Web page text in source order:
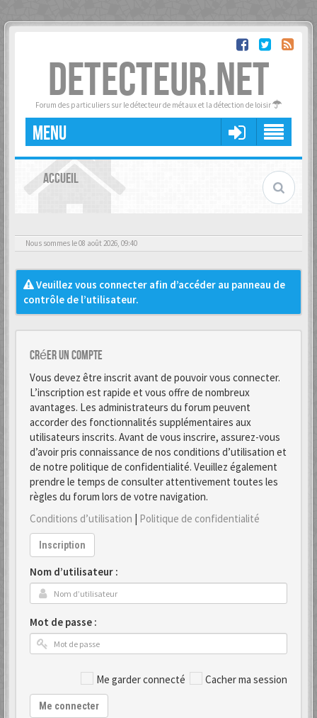
DETECTEUR.NET
Forum des particuliers sur le détecteur de métaux et la détection de loisir
MENU
ACCUEIL
Nous sommes le 08 août 2026, 09:40
Veuillez vous connecter afin d’accéder au panneau de
contrôle de l’utilisateur.
Créer un Compte
Vous devez être inscrit avant de pouvoir vous connecter.
L’inscription est rapide et vous offre de nombreux
avantages. Les administrateurs du forum peuvent
accorder des fonctionnalités supplémentaires aux
utilisateurs inscrits. Avant de vous inscrire, assurez-vous
d’avoir pris connaissance de nos conditions d’utilisation et
de notre politique de confidentialité. Veuillez également
prendre le temps de consulter attentivement toutes les
règles du forum lors de votre navigation.
Conditions d’utilisation | Politique de confidentialité
Inscription
Nom d’utilisateur :
Mot de passe :
Me garder connecté Cacher ma session
Me connecter